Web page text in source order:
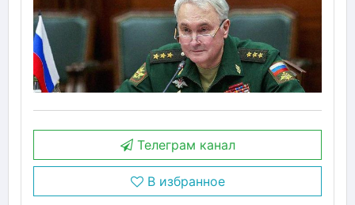
Телеграм канал
В избранное